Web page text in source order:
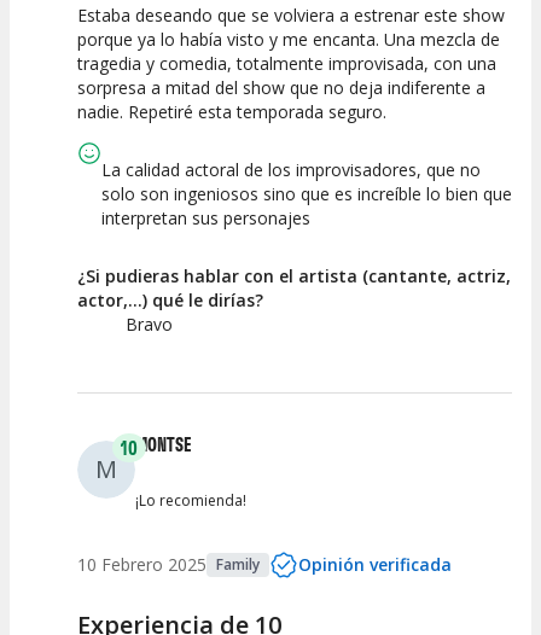
10
Calidad del
Espectáculo
10
Puesta en
Escena
10
Interpretación
artística
Estaba deseando que se volviera a estrenar este show
porque ya lo había visto y me encanta. Una mezcla de
tragedia y comedia, totalmente improvisada, con una
sorpresa a mitad del show que no deja indiferente a
nadie. Repetiré esta temporada seguro.
La calidad actoral de los improvisadores, que no
solo son ingeniosos sino que es increíble lo bien que
interpretan sus personajes
¿Si pudieras hablar con el artista (cantante, actriz,
actor,...) qué le dirías?
Bravo
M
10MONTSE
¡Lo recomienda!
10 Febrero 2025 Family Opinión verificada
Experiencia de 10